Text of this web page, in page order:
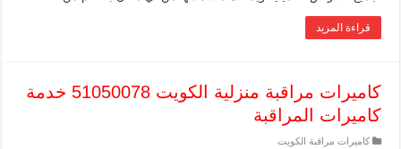
قراءة المزيد
كاميرات مراقبة منزلية الكويت 51050078 خدمة
كاميرات المراقبة
كاميرات مراقبة الكويت